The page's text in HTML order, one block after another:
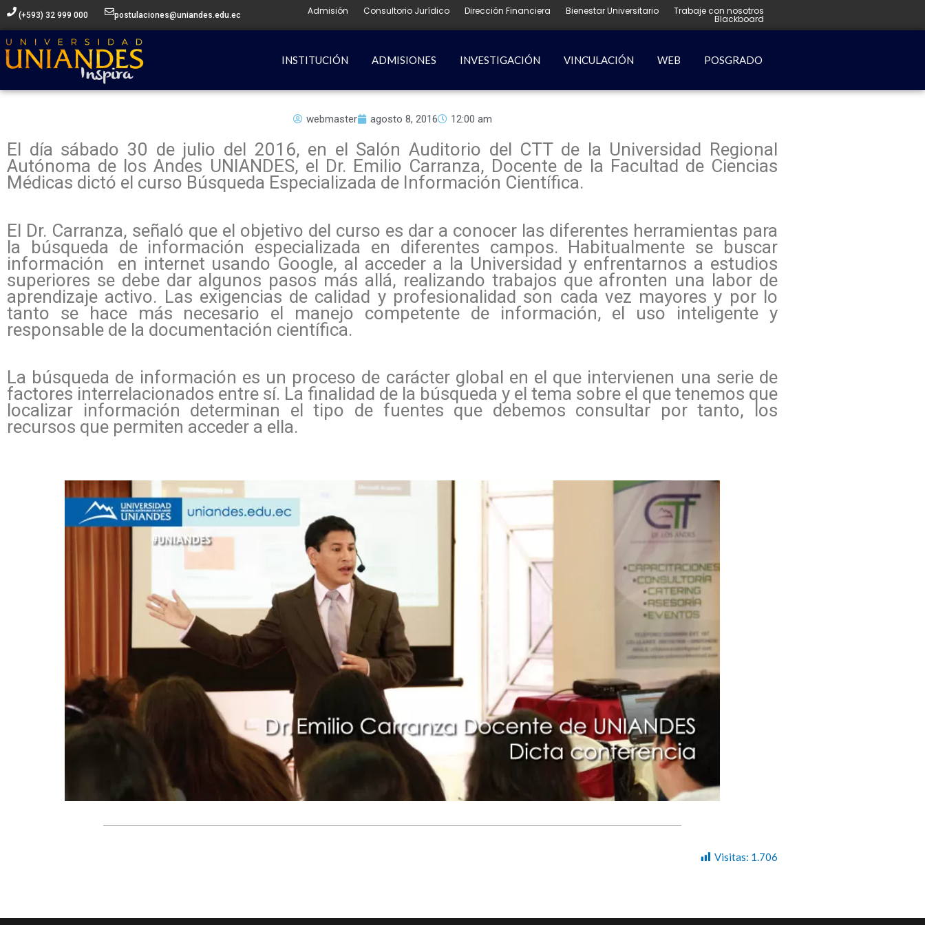
contenido
(+593) 32 999 000 postulaciones@uniandes.edu.ec Admisión Consultorio Jurídico Dirección Financiera Bienestar Universitario Trabaje con nosotros
Blackboard
INSTITUCIÓN ADMISIONES INVESTIGACIÓN VINCULACIÓN WEB POSGRADO
webmaster agosto 8, 2016 12:00 am
El día sábado 30 de julio del 2016, en el Salón Auditorio del CTT de la Universidad Regional
Autónoma de los Andes UNIANDES, el Dr. Emilio Carranza, Docente de la Facultad de Ciencias
Médicas dictó el curso Búsqueda Especializada de Información Científica.
El Dr. Carranza, señaló que el objetivo del curso es dar a conocer las diferentes herramientas para
la búsqueda de información especializada en diferentes campos. Habitualmente se buscar
información en internet usando Google, al acceder a la Universidad y enfrentarnos a estudios
superiores se debe dar algunos pasos más allá, realizando trabajos que afronten una labor de
aprendizaje activo. Las exigencias de calidad y profesionalidad son cada vez mayores y por lo
tanto se hace más necesario el manejo competente de información, el uso inteligente y
responsable de la documentación científica.
La búsqueda de información es un proceso de carácter global en el que intervienen una serie de
factores interrelacionados entre sí. La finalidad de la búsqueda y el tema sobre el que tenemos que
localizar información determinan el tipo de fuentes que debemos consultar por tanto, los
recursos que permiten acceder a ella.
Visitas: 1.706